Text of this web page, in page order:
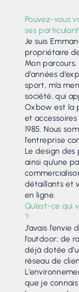
Pouvez-vous
ses
Je suis
propriétaire
Mon
d’années
sport, m’a
société, qui
Oxbow est la
et
1985. Nous
l’entreprise
Le design des
ainsi qu’une
détaillants et
en ligne.
Qu’est-ce qui
?
J’avais
l’outdoor; de
déjà dotée
réseau de
que je